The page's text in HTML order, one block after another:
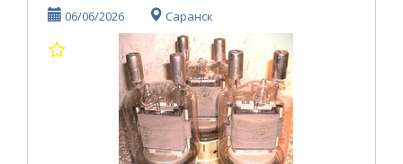
06/06/2026 Саранск